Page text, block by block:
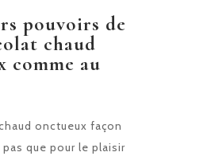
pouvoirs de
chaud
comme au
onctueux façon
pas que pour le plaisir